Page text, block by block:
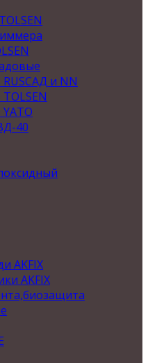
RUSСАД и NN
40
AKFIX
AKFIX